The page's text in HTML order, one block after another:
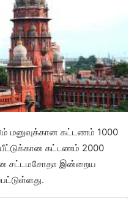
மனுவுக்கான கட்டணம் 1000
கட்டணம் 2000
சட்டமசோதா இன்றைய